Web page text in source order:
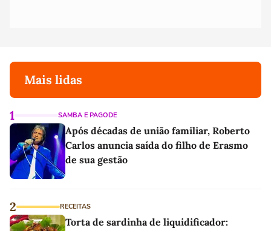
Mais lidas
1 SAMBA E PAGODE
Após décadas de união familiar, Roberto
Carlos anuncia saída do filho de Erasmo
de sua gestão
2 RECEITAS
Torta de sardinha de liquidificador: